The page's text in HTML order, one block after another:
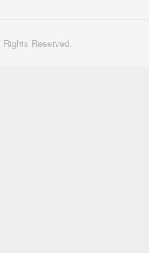
Reserved.